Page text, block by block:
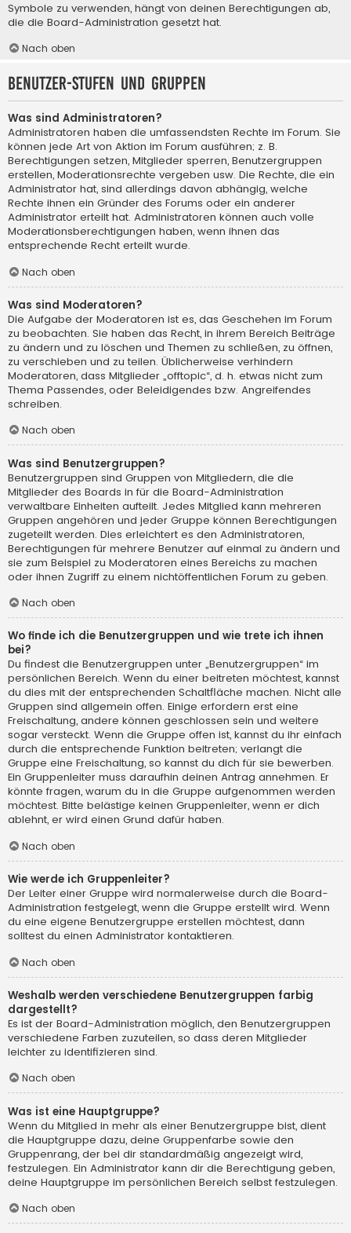
Symbole zu verwenden, hängt von deinen Berechtigungen ab,
die die Board-Administration gesetzt hat.
Nach oben
Benutzer-Stufen und Gruppen
Was sind Administratoren?
Administratoren haben die umfassendsten Rechte im Forum. Sie
können jede Art von Aktion im Forum ausführen; z. B.
Berechtigungen setzen, Mitglieder sperren, Benutzergruppen
erstellen, Moderationsrechte vergeben usw. Die Rechte, die ein
Administrator hat, sind allerdings davon abhängig, welche
Rechte ihnen ein Gründer des Forums oder ein anderer
Administrator erteilt hat. Administratoren können auch volle
Moderationsberechtigungen haben, wenn ihnen das
entsprechende Recht erteilt wurde.
Nach oben
Was sind Moderatoren?
Die Aufgabe der Moderatoren ist es, das Geschehen im Forum
zu beobachten. Sie haben das Recht, in ihrem Bereich Beiträge
zu ändern und zu löschen und Themen zu schließen, zu öffnen,
zu verschieben und zu teilen. Üblicherweise verhindern
Moderatoren, dass Mitglieder „offtopic“, d. h. etwas nicht zum
Thema Passendes, oder Beleidigendes bzw. Angreifendes
schreiben.
Nach oben
Was sind Benutzergruppen?
Benutzergruppen sind Gruppen von Mitgliedern, die die
Mitglieder des Boards in für die Board-Administration
verwaltbare Einheiten aufteilt. Jedes Mitglied kann mehreren
Gruppen angehören und jeder Gruppe können Berechtigungen
zugeteilt werden. Dies erleichtert es den Administratoren,
Berechtigungen für mehrere Benutzer auf einmal zu ändern und
sie zum Beispiel zu Moderatoren eines Bereichs zu machen
oder ihnen Zugriff zu einem nichtöffentlichen Forum zu geben.
Nach oben
Wo finde ich die Benutzergruppen und wie trete ich ihnen
bei?
Du findest die Benutzergruppen unter „Benutzergruppen“ im
persönlichen Bereich. Wenn du einer beitreten möchtest, kannst
du dies mit der entsprechenden Schaltfläche machen. Nicht alle
Gruppen sind allgemein offen. Einige erfordern erst eine
Freischaltung, andere können geschlossen sein und weitere
sogar versteckt. Wenn die Gruppe offen ist, kannst du ihr einfach
durch die entsprechende Funktion beitreten; verlangt die
Gruppe eine Freischaltung, so kannst du dich für sie bewerben.
Ein Gruppenleiter muss daraufhin deinen Antrag annehmen. Er
könnte fragen, warum du in die Gruppe aufgenommen werden
möchtest. Bitte belästige keinen Gruppenleiter, wenn er dich
ablehnt, er wird einen Grund dafür haben.
Nach oben
Wie werde ich Gruppenleiter?
Der Leiter einer Gruppe wird normalerweise durch die Board-
Administration festgelegt, wenn die Gruppe erstellt wird. Wenn
du eine eigene Benutzergruppe erstellen möchtest, dann
solltest du einen Administrator kontaktieren.
Nach oben
Weshalb werden verschiedene Benutzergruppen farbig
dargestellt?
Es ist der Board-Administration möglich, den Benutzergruppen
verschiedene Farben zuzuteilen, so dass deren Mitglieder
leichter zu identifizieren sind.
Nach oben
Was ist eine Hauptgruppe?
Wenn du Mitglied in mehr als einer Benutzergruppe bist, dient
die Hauptgruppe dazu, deine Gruppenfarbe sowie den
Gruppenrang, der bei dir standardmäßig angezeigt wird,
festzulegen. Ein Administrator kann dir die Berechtigung geben,
deine Hauptgruppe im persönlichen Bereich selbst festzulegen.
Nach oben